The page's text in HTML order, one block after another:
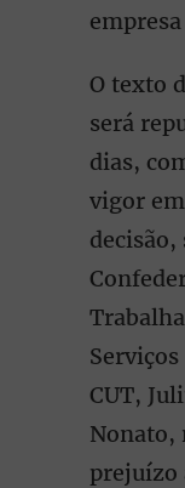
O texto
será
dias,
vigor
decisão,
CUT,
Nonato,
prejuízo